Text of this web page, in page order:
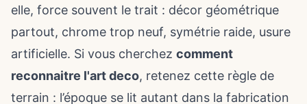
elle, force souvent le trait : décor géométrique
partout, chrome trop neuf, symétrie raide, usure
artificielle. Si vous cherchez comment
reconnaitre l'art deco, retenez cette règle de
terrain : l’époque se lit autant dans la fabrication